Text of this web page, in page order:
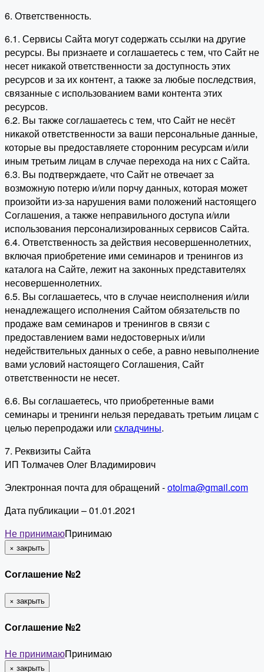
6. Ответственность.
6.1. Сервисы Сайта могут содержать ссылки на другие
ресурсы. Вы признаете и соглашаетесь с тем, что Сайт не
несет никакой ответственности за доступность этих
ресурсов и за их контент, а также за любые последствия,
связанные с использованием вами контента этих
ресурсов.
6.2. Вы также соглашаетесь с тем, что Сайт не несёт
никакой ответственности за ваши персональные данные,
которые вы предоставляете сторонним ресурсам и/или
иным третьим лицам в случае перехода на них с Сайта.
6.3. Вы подтверждаете, что Сайт не отвечает за
возможную потерю и/или порчу данных, которая может
произойти из-за нарушения вами положений настоящего
Соглашения, а также неправильного доступа и/или
использования персонализированных сервисов Сайта.
6.4. Ответственность за действия несовершеннолетних,
включая приобретение ими семинаров и тренингов из
каталога на Сайте, лежит на законных представителях
несовершеннолетних.
6.5. Вы соглашаетесь, что в случае неисполнения и/или
ненадлежащего исполнения Сайтом обязательств по
продаже вам семинаров и тренингов в связи с
предоставлением вами недостоверных и/или
недействительных данных о себе, а равно невыполнение
вами условий настоящего Соглашения, Сайт
ответственности не несет.
6.6. Вы соглашаетесь, что приобретенные вами
семинары и тренинги нельзя передавать третьим лицам с
целью перепродажи или складчины.
7. Реквизиты Сайта
ИП Толмачев Олег Владимирович
Электронная почта для обращений -otolma@gmail.com
Дата публикации – 01.01.2021
Не принимаюПринимаю
× закрыть
Соглашение №2
× закрыть
Соглашение №2
Не принимаюПринимаю
× закрыть